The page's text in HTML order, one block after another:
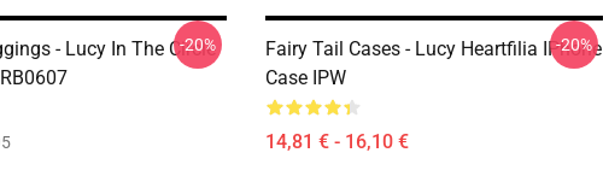
- Lucy In The Circle
-20%
Fairy Tail Cases - Lucy Heartfilia IPhone
Case IPW
14,81 € - 16,10 €
-20%